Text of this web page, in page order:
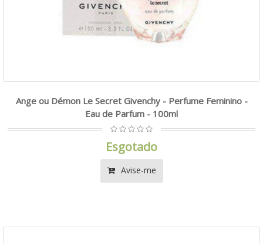
Ange ou Démon Le Secret Givenchy - Perfume Feminino -
Eau de Parfum - 100ml
Esgotado
Avise-me